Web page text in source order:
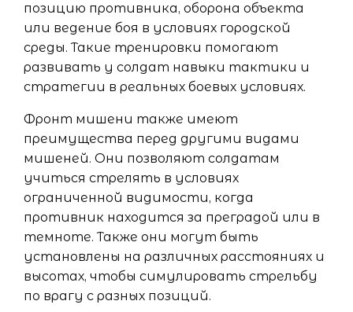
позицию противника, оборона объекта
или ведение боя в условиях городской
среды. Такие тренировки помогают
развивать у солдат навыки тактики и
стратегии в реальных боевых условиях.
Фронт мишени также имеют
преимущества перед другими видами
мишеней. Они позволяют солдатам
учиться стрелять в условиях
ограниченной видимости, когда
противник находится за преградой или в
темноте. Также они могут быть
установлены на различных расстояниях и
высотах, чтобы симулировать стрельбу
по врагу с разных позиций.